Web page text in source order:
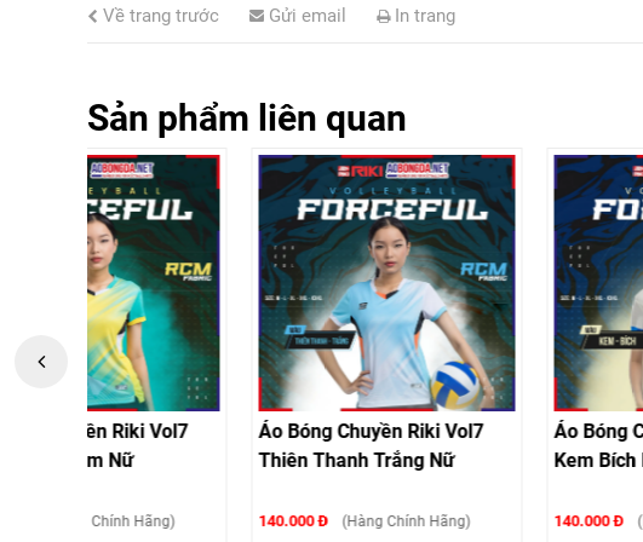
Về trang trước Gửi email In trang
Sản phẩm liên quan
Áo Bóng Chuyền Riki Vol7
Thiên Thanh Trắng Nữ
140.000 Đ (Hàng Chính Hãng)
Áo Bóng Chuyền Riki Vol7
Kem Bích Nữ
140.000 Đ (Hàng Chính Hãng)